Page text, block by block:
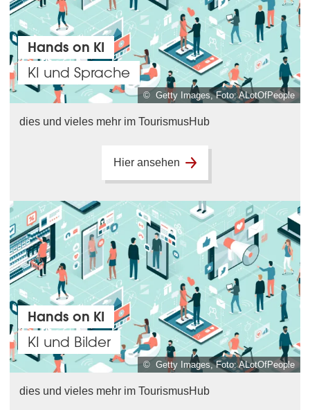
© Getty Images, Foto: ALotOfPeople
Hands on KI
KI und Sprache
dies und vieles mehr im TourismusHub
Hier ansehen
© Getty Images, Foto: ALotOfPeople
Hands on KI
KI und Bilder
dies und vieles mehr im TourismusHub